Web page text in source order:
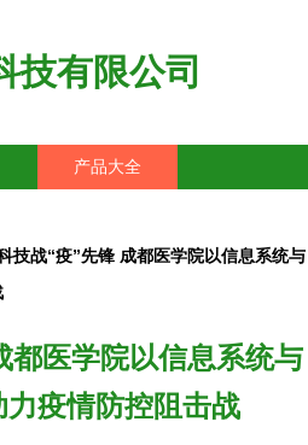
技有限公司
产品大全
技战“疫”先锋 成都医学院以信息系统与
都医学院以信息系统与
疫情防控阻击战